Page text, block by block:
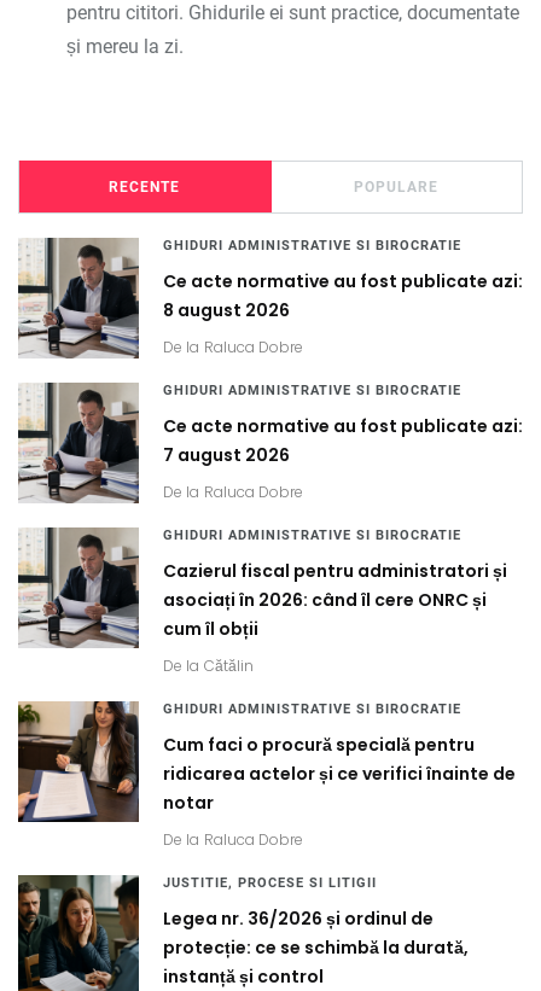
pentru cititori. Ghidurile ei sunt practice, documentate
și mereu la zi.
RECENTE POPULARE
GHIDURI ADMINISTRATIVE SI BIROCRATIE
Ce acte normative au fost publicate azi:
8 august 2026
De la Raluca Dobre
GHIDURI ADMINISTRATIVE SI BIROCRATIE
Ce acte normative au fost publicate azi:
7 august 2026
De la Raluca Dobre
GHIDURI ADMINISTRATIVE SI BIROCRATIE
Cazierul fiscal pentru administratori și
asociați în 2026: când îl cere ONRC și
cum îl obții
De la Cătălin
GHIDURI ADMINISTRATIVE SI BIROCRATIE
Cum faci o procură specială pentru
ridicarea actelor și ce verifici înainte de
notar
De la Raluca Dobre
JUSTITIE, PROCESE SI LITIGII
Legea nr. 36/2026 și ordinul de
protecție: ce se schimbă la durată,
instanță și control